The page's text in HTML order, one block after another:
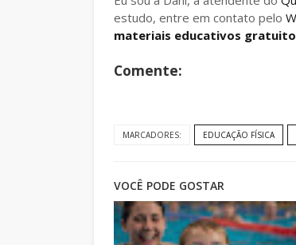
estudo, entre em contato pelo
materiais educativos
Comente:
MARCADORES: EDUCAÇÃO FÍSICA
VOCÊ PODE GOSTAR